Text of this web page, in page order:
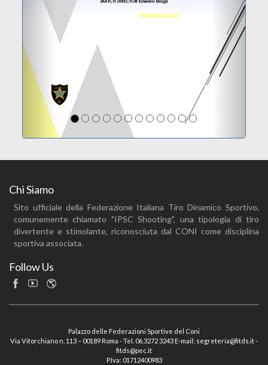
Chi Siamo
Sito ufficiale della Federazione Italiana Tiro Dinamico Sportivo,
comunemente chiamato "IPSC Shooting", una tipologia di tiro
divertente e stimolante, riconosciuta dal CONI come disciplina
sportiva associata.
Follow Us
Palazzo delle Federazioni Sportive del Coni
Via Vitorchiano n. 113 – 00189 Roma - Tel. 06.3272 3243 E-mail: segreteria@fitds.it -
fitds@pec.it
P.Iva: 01712400983